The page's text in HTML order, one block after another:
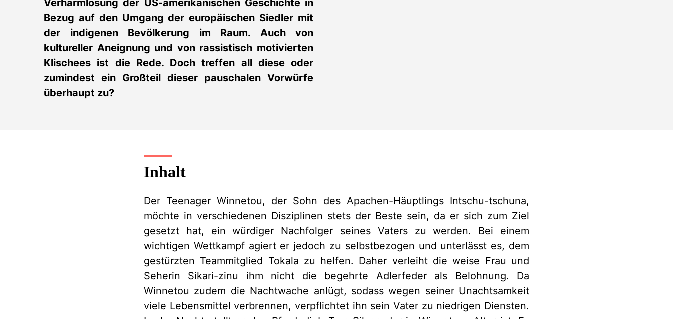
Verharmlosung der US-amerikanischen Geschichte in
Bezug auf den Umgang der europäischen Siedler mit
der indigenen Bevölkerung im Raum. Auch von
kultureller Aneignung und von rassistisch motivierten
Klischees ist die Rede. Doch treffen all diese oder
zumindest ein Großteil dieser pauschalen Vorwürfe
überhaupt zu?
Inhalt
Der Teenager Winnetou, der Sohn des Apachen-Häuptlings Intschu-tschuna,
möchte in verschiedenen Disziplinen stets der Beste sein, da er sich zum Ziel
gesetzt hat, ein würdiger Nachfolger seines Vaters zu werden. Bei einem
wichtigen Wettkampf agiert er jedoch zu selbstbezogen und unterlässt es, dem
gestürzten Teammitglied Tokala zu helfen. Daher verleiht die weise Frau und
Seherin Sikari-zinu ihm nicht die begehrte Adlerfeder als Belohnung. Da
Winnetou zudem die Nachtwache anlügt, sodass wegen seiner Unachtsamkeit
viele Lebensmittel verbrennen, verpflichtet ihn sein Vater zu niedrigen Diensten.